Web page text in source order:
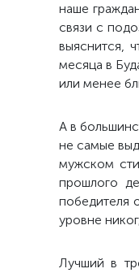
наше
связи с
выяснится,
месяца в
или менее
А в
не самые
мужском
прошлого
победителя
уровне
Лучший в